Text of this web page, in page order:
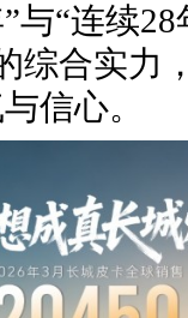
与“连续
综合实力
信心。